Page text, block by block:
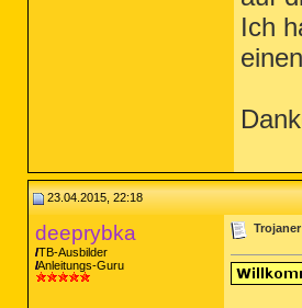
Ich
23.04.2015, 22:18
deeprybka
TB-Ausbilder
Anleitungs-Guru